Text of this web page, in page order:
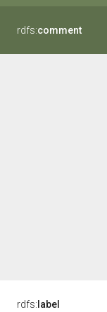
rdfs:comment
rdfs: label